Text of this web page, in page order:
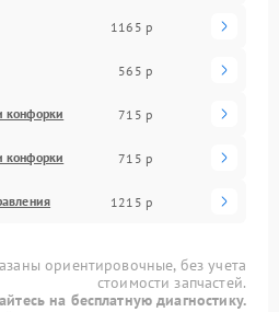
1165 р
565 р
конфорки 715 р
конфорки 715 р
1215 р
ориентировочные, без учета
стоимости запчастей.
на бесплатную диагностику.